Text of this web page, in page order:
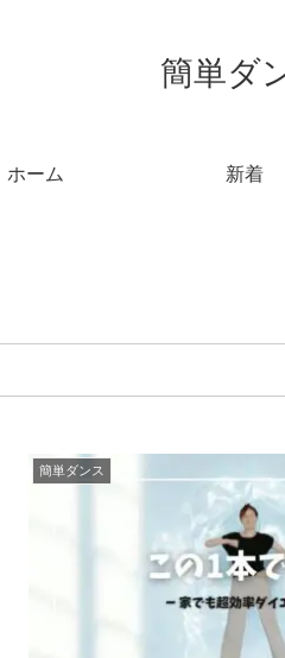
簡単ダ
ホーム 新着
簡単ダンス